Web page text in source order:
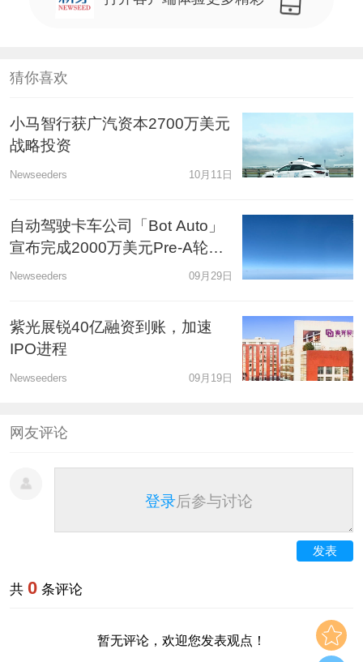
猜你喜欢
小马智行获广汽资本2700万美元
战略投资
Newseeders 10月11日
自动驾驶卡车公司「Bot Auto」
宣布完成2000万美元Pre-A轮融
资
Newseeders 09月29日
紫光展锐40亿融资到账，加速
IPO进程
Newseeders 09月19日
网友评论
登录后参与讨论
发表
共 0 条评论
暂无评论，欢迎您发表观点！